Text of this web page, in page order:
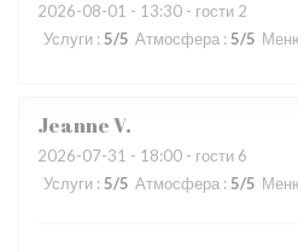
2026-08-01 - 13:30 - гости 2
Услуги : 5/5 Атмосфера : 5/5
JeanneV
2026-07-31 - 18:00 - гости 6
Услуги : 5/5 Атмосфера : 5/5